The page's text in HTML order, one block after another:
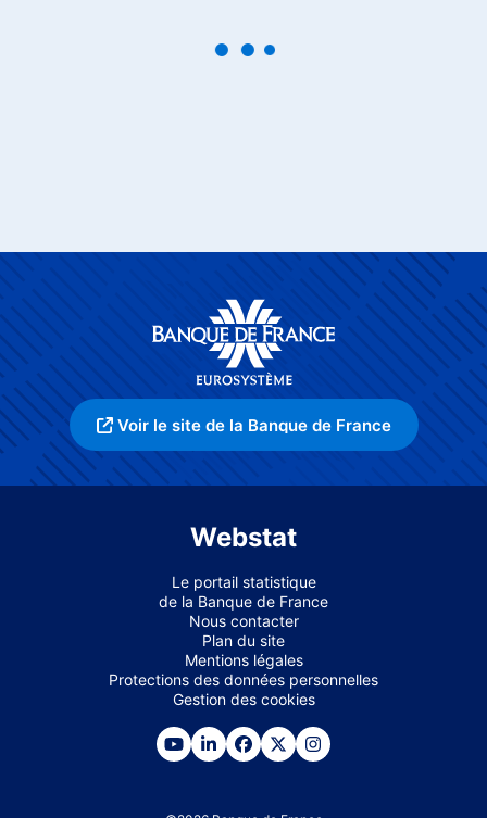
Voir le site de la Banque de France
Webstat
Le portail statistique
de la Banque de France
Nous contacter
Plan du site
Mentions légales
Protections des données personnelles
Gestion des cookies